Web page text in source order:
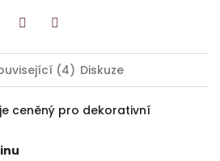
(4) Diskuze
ceněný pro dekorativní